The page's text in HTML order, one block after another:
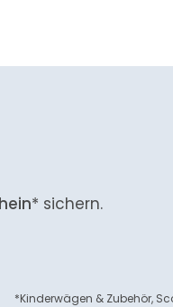
* sichern.
*Kinderwägen & Zubehör,